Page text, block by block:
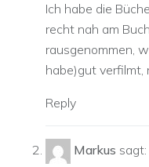
Ich habe die
recht nah am
rausgenommen,
habe)gut verfilmt,
Reply
Markus sagt: